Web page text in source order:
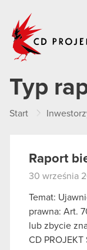
Typ
Start
Raport
30 września
Temat:
prawna: Art.
lub zbycie
CD